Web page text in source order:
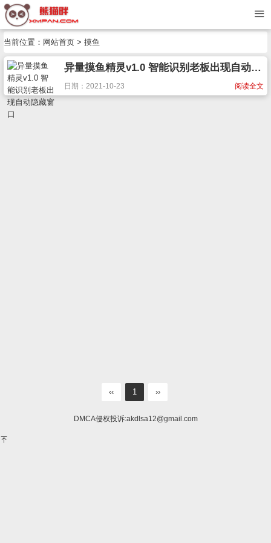
当前位置： 网站首页 > 摸鱼
异量摸鱼精灵v1.0 智能识别老板出现自动隐藏窗口
阅读全文
日期：2021-10-23
‹‹ 1 ››
DMCA侵权投诉:akdlsa12@gmail.com